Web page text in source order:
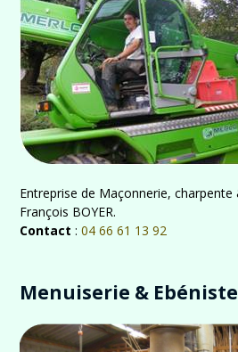
Entreprise de Maçonnerie,
François BOYER.
Contact :04 66 61 13 92
Menuiserie &